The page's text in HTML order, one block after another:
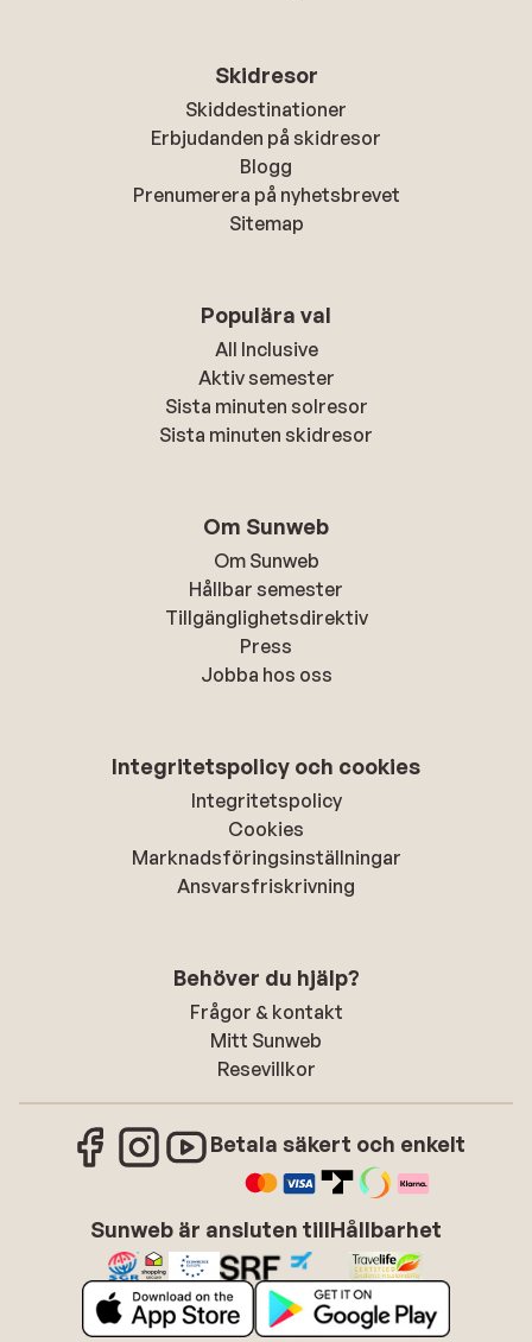
Skidresor
Skiddestinationer
Erbjudanden på skidresor
Blogg
Prenumerera på nyhetsbrevet
Sitemap
Populära val
All Inclusive
Aktiv semester
Sista minuten solresor
Sista minuten skidresor
Om Sunweb
Om Sunweb
Hållbar semester
Tillgänglighetsdirektiv
Press
Jobba hos oss
Integritetspolicy och cookies
Integritetspolicy
Cookies
Marknadsföringsinställningar
Ansvarsfriskrivning
Behöver du hjälp?
Frågor & kontakt
Mitt Sunweb
Resevillkor
Betala säkert och enkelt
Sunweb är ansluten tillHållbarhet